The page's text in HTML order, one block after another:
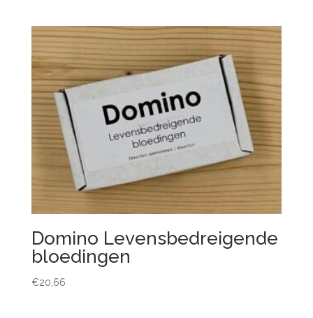
€160,00.€140,00.
Domino Levensbedreigende
bloedingen
€20,66